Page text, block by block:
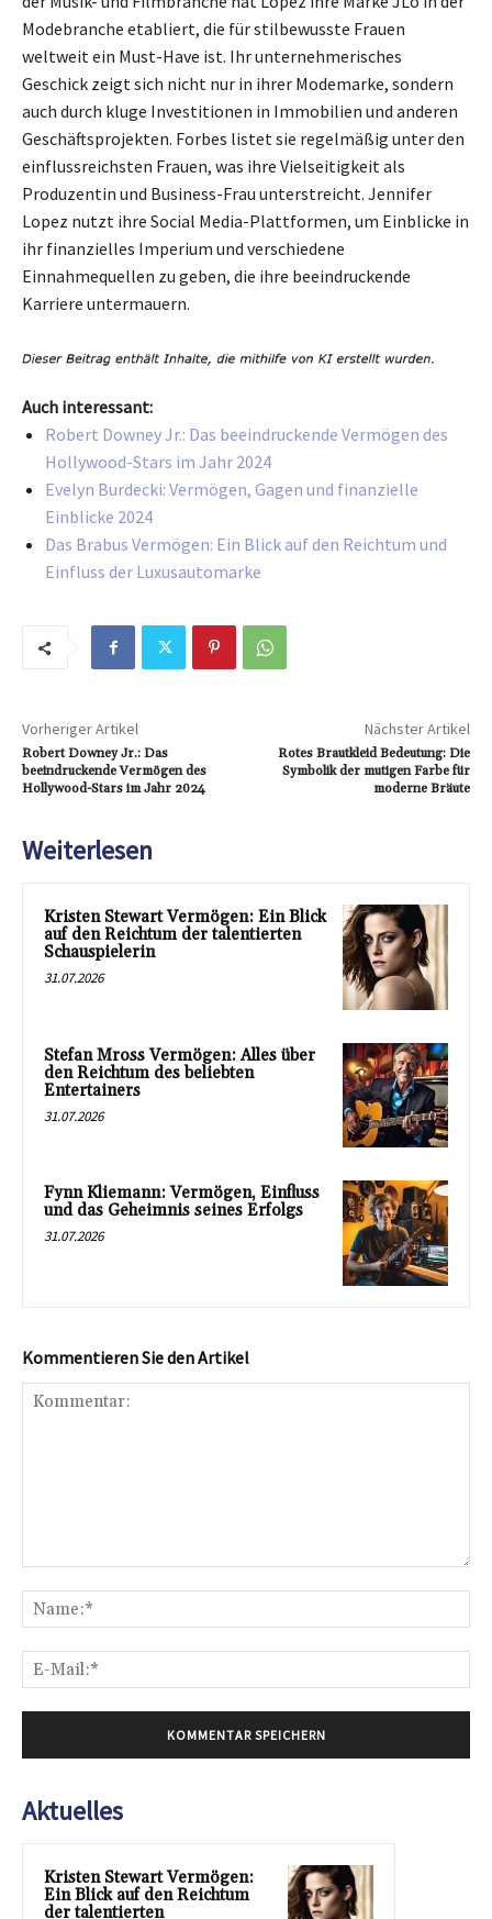
Modebranche etabliert, die für stilbewusste Frauen
weltweit ein Must-Have ist. Ihr unternehmerisches
Geschick zeigt sich nicht nur in ihrer Modemarke, sondern
auch durch kluge Investitionen in Immobilien und anderen
Geschäftsprojekten. Forbes listet sie regelmäßig unter den
einflussreichsten Frauen, was ihre Vielseitigkeit als
Produzentin und Business-Frau unterstreicht. Jennifer
Lopez nutzt ihre Social Media-Plattformen, um Einblicke in
ihr finanzielles Imperium und verschiedene
Einnahmequellen zu geben, die ihre beeindruckende
Karriere untermauern.
Auch interessant:
Robert Downey Jr.: Das beeindruckende Vermögen des
Hollywood-Stars im Jahr 2024
Evelyn Burdecki: Vermögen, Gagen und finanzielle
Einblicke 2024
Das Brabus Vermögen: Ein Blick auf den Reichtum und
Einfluss der Luxusautomarke
Vorheriger Artikel
Robert Downey Jr.: Das
beeindruckende Vermögen des
Hollywood-Stars im Jahr 2024
Nächster Artikel
Rotes Brautkleid Bedeutung: Die
Symbolik der mutigen Farbe für
moderne Bräute
Weiterlesen
Kristen Stewart Vermögen: Ein Blick
auf den Reichtum der talentierten
Schauspielerin
31.07.2026
Stefan Mross Vermögen: Alles über
den Reichtum des beliebten
Entertainers
31.07.2026
Fynn Kliemann: Vermögen, Einfluss
und das Geheimnis seines Erfolgs
31.07.2026
Kommentieren Sie den Artikel
Aktuelles
Kristen Stewart Vermögen:
Ein Blick auf den Reichtum
der talentierten